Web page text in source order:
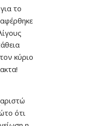
το
κύριο
ότι